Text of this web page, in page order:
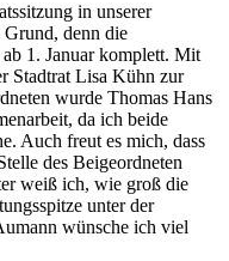
in unserer
Grund, denn die
1. Januar komplett. Mit
Stadtrat Lisa Kühn zur
wurde Thomas Hans
da ich beide
Auch freut es mich, dass
des Beigeordneten
weiß ich, wie groß die
unter der
wünsche ich viel